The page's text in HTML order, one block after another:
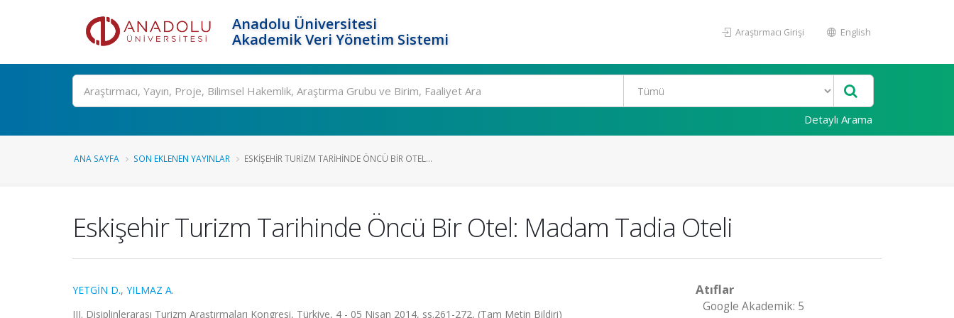
Anadolu Üniversitesi
Akademik Veri Yönetim Sistemi
Araştırmacı Girişi English
Ara
Detaylı Arama
ANA SAYFA SON EKLENEN YAYINLAR ESKIŞEHIR TURIZM TARIHINDE ÖNCÜ BIR OTEL...
Eskişehir Turizm Tarihinde Öncü Bir Otel: Madam Tadia Oteli
YETGİN D., YILMAZ A.
III. Disiplinlerarası Turizm Araştırmaları Kongresi, Türkiye, 4 - 05 Nisan 2014, ss.261-272, (Tam Metin Bildiri)
Atıflar
Google Akademik: 5